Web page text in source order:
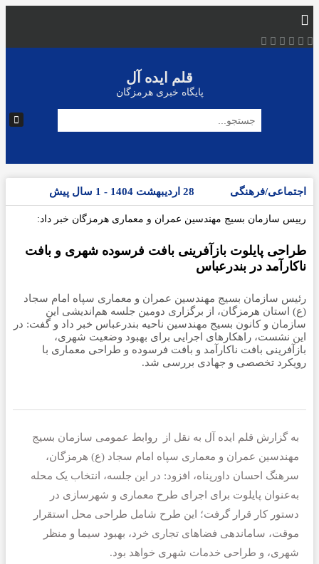
قلم ایده آل
پایگاه خبری هرمزگان
اجتماعی/فرهنگی 28 اردیبهشت 1404 - 1 سال پیش
رییس سازمان بسیج مهندسین عمران و معماری هرمزگان خبر داد:
طراحی پایلوت بازآفرینی بافت فرسوده شهری و بافت
ناکارآمد در بندرعباس
رئیس سازمان بسیج مهندسین عمران و معماری سپاه امام سجاد
(ع) استان هرمزگان، از برگزاری دومین جلسه هم‌اندیشی این
سازمان و کانون بسیج مهندسین ناحیه بندرعباس خبر داد و گفت: در
این نشست، راهکارهای اجرایی برای بهبود وضعیت شهری،
بازآفرینی بافت ناکارآمد و بافت فرسوده و طراحی معماری با
رویکرد تخصصی و جهادی بررسی شد.
به گزارش قلم ایده آل به نقل از روابط عمومی سازمان بسیج
مهندسین عمران و معماری سپاه امام سجاد (ع) هرمزگان،
سرهنگ احسان داورپناه، افزود: در این جلسه، انتخاب یک محله
به‌عنوان پایلوت برای اجرای طرح معماری و شهرسازی در
دستور کار قرار گرفت؛ این طرح شامل طراحی محل استقرار
موقت، ساماندهی فضاهای تجاری خرد، بهبود سیما و منظر
شهری، و طراحی خدمات شهری خواهد بود.